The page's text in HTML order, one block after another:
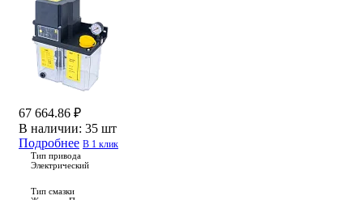
67 664.86 ₽
В наличии: 35 шт
Подробнее В 1 клик
Тип привода
Электрический
Тип смазки